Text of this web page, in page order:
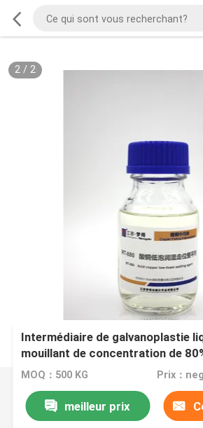
2/ 2
Intermédiaire de galvanoplastie
mouillant de concentration de
MOQ：500 KG Prix：
meilleur prix